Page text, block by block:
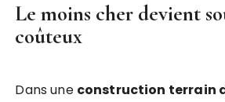
Le moins cher devient
coûteux
Dans une construction terrain